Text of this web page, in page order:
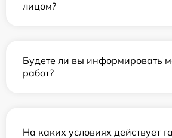
лицом?
Будете ли вы информировать
работ?
На каких условиях действует